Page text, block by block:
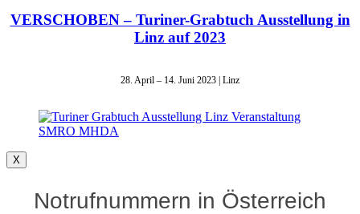
VERSCHOBEN – Turiner-Grabtuch Ausstellung in
Linz auf 2023
28. April – 14. Juni 2023 | Linz
X
Notrufnummern in Österreich